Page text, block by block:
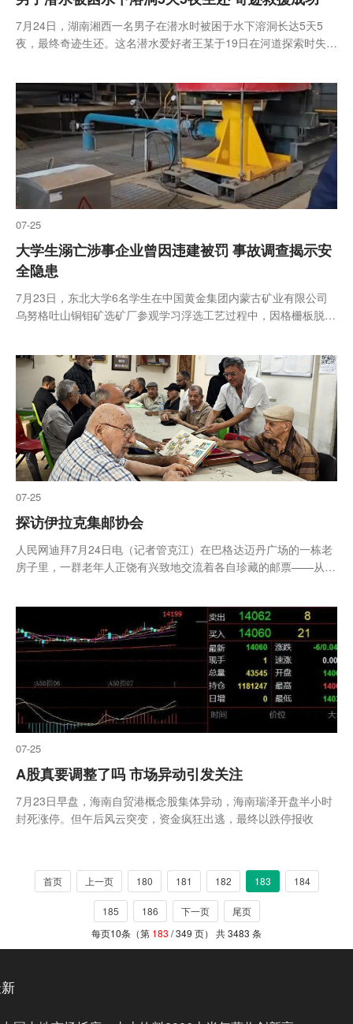
7月24日，湖南湘西一名男子在潜水时被困于水下溶洞长达5天5
夜，最终奇迹生还。这名潜水爱好者王某于19日在河道探索时失
07-25
大学生溺亡涉事企业曾因违建被罚 事故调查揭示安
全隐患
7月23日，东北大学6名学生在中国黄金集团内蒙古矿业有限公司
乌努格吐山铜钼矿选矿厂参观学习浮选工艺过程中，因格栅板脱落
07-25
探访伊拉克集邮协会
人民网迪拜7月24日电（记者管克江）在巴格达迈丹广场的一栋老
房子里，一群老年人正饶有兴致地交流着各自珍藏的邮票——从
07-25
A股真要调整了吗 市场异动引发关注
7月23日早盘，海南自贸港概念股集体异动，海南瑞泽开盘半小时
封死涨停。但午后风云突变，资金疯狂出逃，最终以跌停报收
首页 上一页 180 181 182 183 184
185 186 下一页
尾页
每页10条（第 183 / 349 页） 共 3483 条